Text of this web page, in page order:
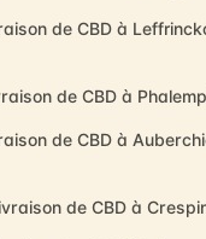
de CBD à
de CBD à
de CBD à
de CBD à